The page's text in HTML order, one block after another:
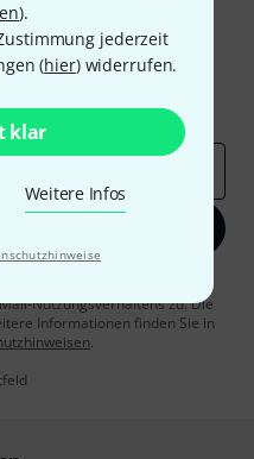
).
jederzeit
(hier) widerrufen.
klar
Weitere Infos
und gewinne mit
über jeweils50€
Thomann Insights
Sie dem Erhalt von E-Mail-
Nutzungsverhaltens zu. Die
Informationen finden Sie in
.